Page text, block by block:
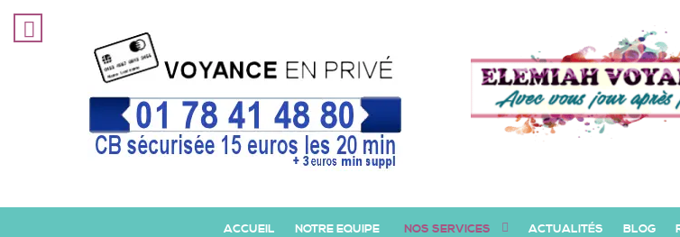
ACCUEIL NOTRE EQUIPE NOS SERVICES ACTUALITÉS BLOG